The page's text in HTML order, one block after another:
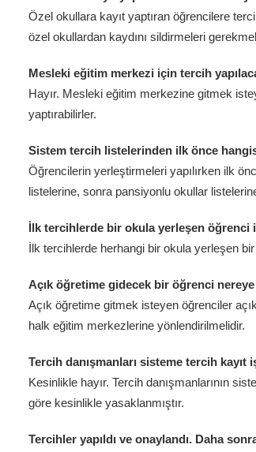
Özel okullara kayıt yaptıran öğrencilere
özel okullardan kaydını sildirmeleri
Mesleki eğitim merkezi için tercih
Hayır. Mesleki eğitim merkezine gitmek
yaptırabilirler.
Sistem tercih listelerinden ilk önce
Öğrencilerin yerleştirmeleri yapılırken ilk
listelerine, sonra pansiyonlu okullar listelerine
İlk tercihlerde bir okula yerleşen öğrenci
İlk tercihlerde herhangi bir okula yerleşen
Açık öğretime gidecek bir öğrenci
Açık öğretime gitmek isteyen öğrenciler
halk eğitim merkezlerine yönlendirilmelidir.
Tercih danışmanları sisteme tercih kayıt
Kesinlikle hayır. Tercih danışmanlarının
göre kesinlikle yasaklanmıştır.
Tercihler yapıldı ve onaylandı. Daha